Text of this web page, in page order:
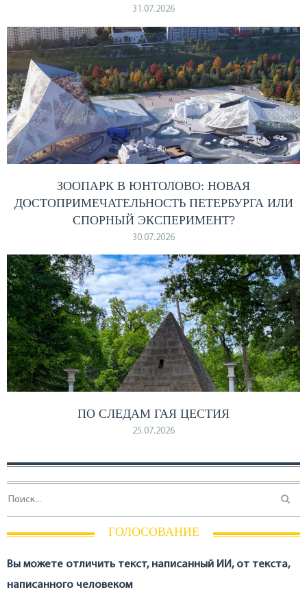
31.07.2026
ЗООПАРК В ЮНТОЛОВО: НОВАЯ
ДОСТОПРИМЕЧАТЕЛЬНОСТЬ ПЕТЕРБУРГА ИЛИ
СПОРНЫЙ ЭКСПЕРИМЕНТ?
30.07.2026
ПО СЛЕДАМ ГАЯ ЦЕСТИЯ
25.07.2026
ГОЛОСОВАНИЕ
Вы можете отличить текст, написанный ИИ, от текста,
написанного человеком